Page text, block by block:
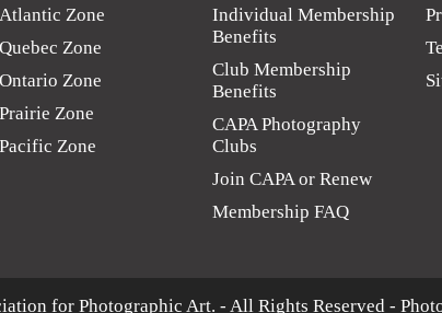
Atlantic Zone
Quebec Zone
Ontario Zone
Prairie Zone
Pacific Zone
Individual Membership
Benefits
Club Membership
Benefits
CAPA Photography
Clubs
Join CAPA or Renew
Membership FAQ
for Photographic Art. - All Rights Reserved -